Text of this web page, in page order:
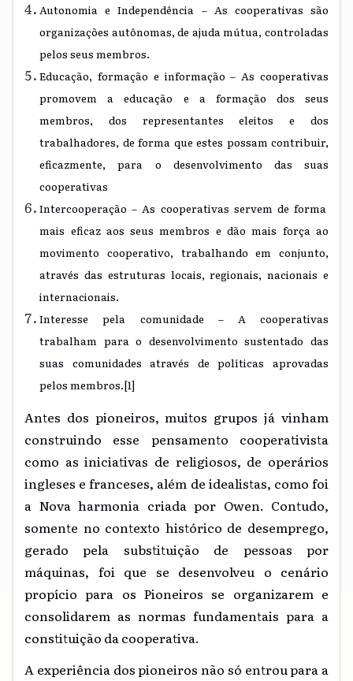
Autonomia e Independência – As cooperativas são
organizações autônomas, de ajuda mútua, controladas
pelos seus membros.
Educação, formação e informação – As cooperativas
promovem a educação e a formação dos seus
membros, dos representantes eleitos e dos
trabalhadores, de forma que estes possam contribuir,
eficazmente, para o desenvolvimento das suas
cooperativas
Intercooperação – As cooperativas servem de forma
mais eficaz aos seus membros e dão mais força ao
movimento cooperativo, trabalhando em conjunto,
através das estruturas locais, regionais, nacionais e
internacionais.
Interesse pela comunidade – A cooperativas
trabalham para o desenvolvimento sustentado das
suas comunidades através de políticas aprovadas
pelos membros.[1]
Antes dos pioneiros, muitos grupos já vinham
construindo esse pensamento cooperativista
como as iniciativas de religiosos, de operários
ingleses e franceses, além de idealistas, como foi
a Nova harmonia criada por Owen. Contudo,
somente no contexto histórico de desemprego,
gerado pela substituição de pessoas por
máquinas, foi que se desenvolveu o cenário
propício para os Pioneiros se organizarem e
consolidarem as normas fundamentais para a
constituição da cooperativa.
A experiência dos pioneiros não só entrou para a